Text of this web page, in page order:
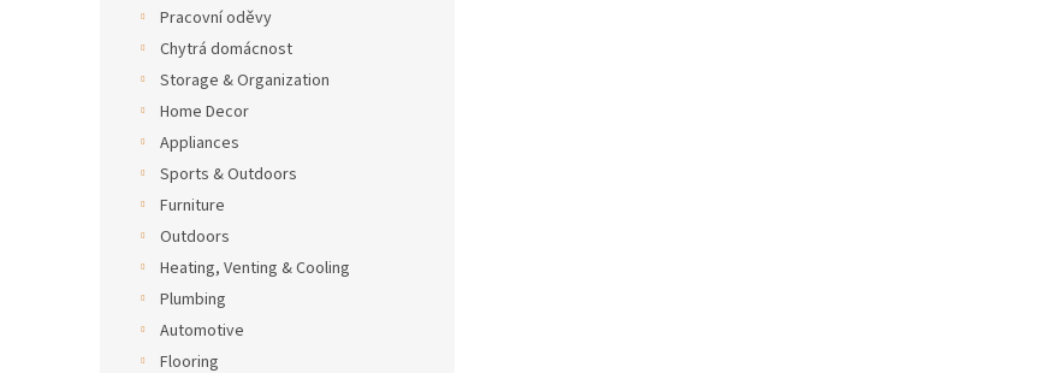
Pracovní oděvy
Chytrá domácnost
Storage & Organization
Home Decor
Appliances
Sports & Outdoors
Furniture
Outdoors
Heating, Venting & Cooling
Plumbing
Automotive
Flooring